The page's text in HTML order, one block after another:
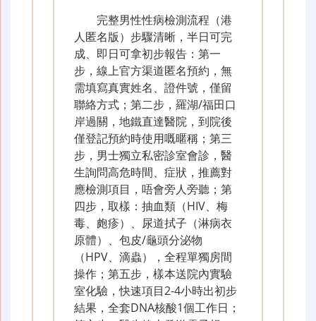
完整男性性病檢測流程（港
人匿名版）步驟清晰，半日可完
成、即日可拿初步報告：第一
步，線上官方渠道匿名預約，無
需填寫真實姓名、證件號，僅留
聯絡方式；第二步，羅湖/福田口
岸過關，地鐵直達醫院，到院後
僅登記預約時使用嘅暱稱；第三
步，男士獨立私密診室會診，醫
生詢問高危時間、症狀，推薦對
應檢測項目，唔會旁人旁聽；第
四步，取樣：抽血類（HIV、梅
毒、皰疹）、尿道拭子（淋病衣
原體）、包皮/龜頭分泌物
（HPV、滴蟲），全程單獨房間
操作；第五步，樣本送院內實驗
室化驗，快速項目2-4小時出初步
結果，全套DNA核酸1個工作日；